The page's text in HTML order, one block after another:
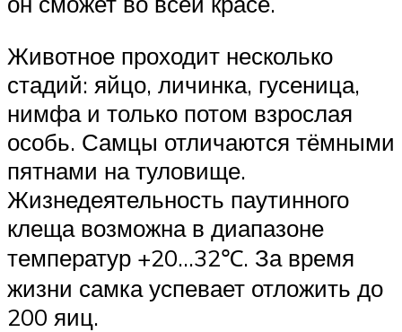
Животное проходит несколько
стадий: яйцо, личинка, гусеница,
нимфа и только потом взрослая
особь. Самцы отличаются тёмными
пятнами на туловище.
Жизнедеятельность паутинного
клеща возможна в диапазоне
температур +20…32℃. За время
жизни самка успевает отложить до
200 яиц.